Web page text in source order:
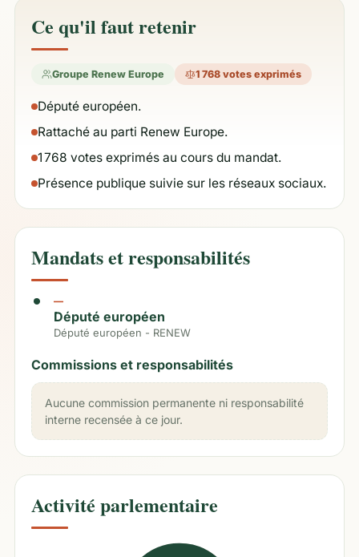
Ce qu'il faut retenir
Groupe Renew Europe 1 768 votes exprimés
Député européen.
Rattaché au parti Renew Europe.
1 768 votes exprimés au cours du mandat.
Présence publique suivie sur les réseaux sociaux.
Mandats et responsabilités
—
Député européen
Député européen - RENEW
Commissions et responsabilités
Aucune commission permanente ni responsabilité
interne recensée à ce jour.
Activité parlementaire